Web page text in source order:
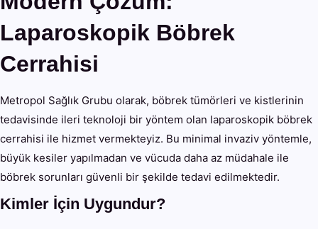
Laparoskopik Böbrek
Cerrahisi
Metropol Sağlık Grubu olarak, böbrek tümörleri ve kistlerinin
tedavisinde ileri teknoloji bir yöntem olan laparoskopik böbrek
cerrahisi ile hizmet vermekteyiz. Bu minimal invaziv yöntemle,
büyük kesiler yapılmadan ve vücuda daha az müdahale ile
böbrek sorunları güvenli bir şekilde tedavi edilmektedir.
Kimler İçin Uygundur?